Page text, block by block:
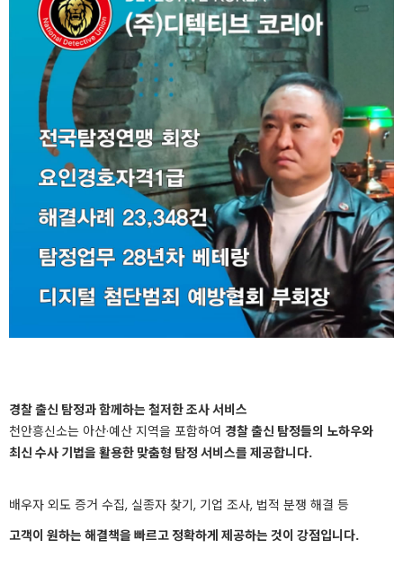
경찰 출신 탐정과 함께하는 철저한 조사 서비스
천안흥신소는 아산·예산 지역을 포함하여 경찰 출신 탐정들의 노하우와
최신 수사 기법을 활용한 맞춤형 탐정 서비스를 제공합니다.
배우자 외도 증거 수집, 실종자 찾기, 기업 조사, 법적 분쟁 해결 등
고객이 원하는 해결책을 빠르고 정확하게 제공하는 것이 강점입니다.